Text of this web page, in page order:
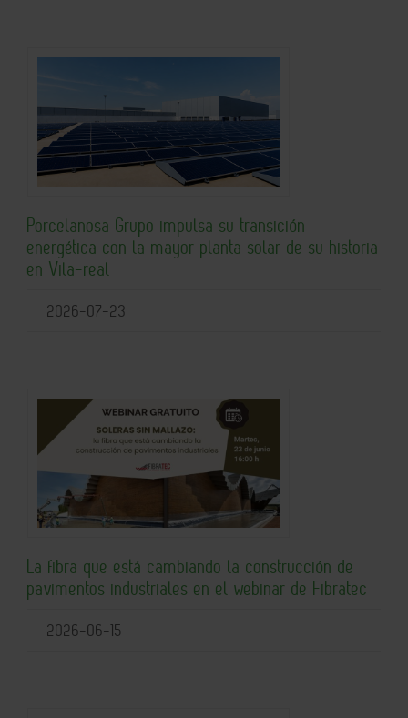
Porcelanosa Grupo impulsa su transición
energética con la mayor planta solar de su historia
en Vila-real
2026-07-23
La fibra que está cambiando la construcción de
pavimentos industriales en el webinar de Fibratec
2026-06-15